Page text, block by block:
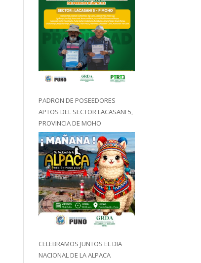
PADRON DE POSEEDORES
APTOS DEL SECTOR LACASANI 5,
PROVINCIA DE MOHO
CELEBRAMOS JUNTOS EL DIA
NACIONAL DE LA ALPACA